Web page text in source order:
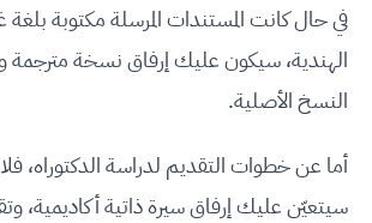
في حال كانت المستندات المرسلة مكتوبة بلغة
الهندية، سيكون عليك إرفاق نسخة
النسخ الأصلية.
أما عن خطوات التقديم لدراسة الدكتوراه،
سيتعيّن عليك إرفاق سيرة ذاتية أكاديمية،